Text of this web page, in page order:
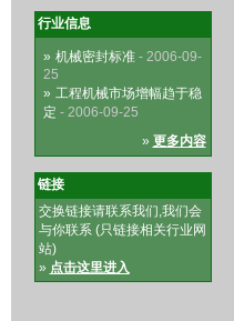
行业信息
» 机械密封标准 - 2006-09-
25
» 工程机械市场增幅趋于稳
定 - 2006-09-25
» 更多内容
链接
交换链接请联系我们,我们会
与你联系 (只链接相关行业网
站)
» 点击这里进入